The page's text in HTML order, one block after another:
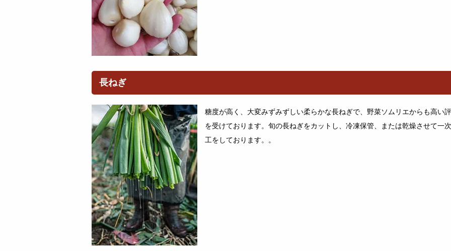
長ねぎ
糖度が高く、大変みずみずしい柔らかな長ねぎで、野菜ソムリエからも高い
を受けております。旬の長ねぎをカットし、冷凍保管、または乾燥させて一
工をしております。。